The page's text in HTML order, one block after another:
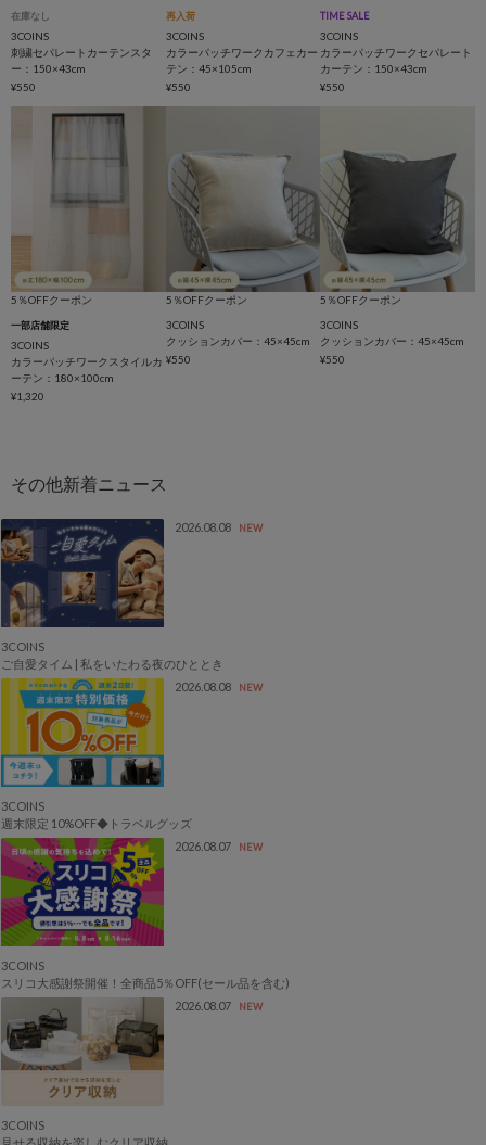
在庫なし
3COINS
刺繍セパレートカーテンスタ
ー：150×43cm
¥550
再入荷
3COINS
カラーパッチワークカフェカー
テン：45×105cm
¥550
TIME SALE
3COINS
カラーパッチワークセパレート
カーテン：150×43cm
¥550
5％OFFクーポン
一部店舗限定
3COINS
カラーパッチワークスタイルカ
ーテン：180×100cm
¥1,320
5％OFFクーポン
3COINS
クッションカバー：45×45cm
¥550
5％OFFクーポン
3COINS
クッションカバー：45×45cm
¥550
2026.08.08 NEW
3COINS
ご自愛タイム | 私をいたわる夜のひととき
2026.08.08
NEW
3COINS
週末限定 10%OFF◆トラベルグッズ
2026.08.07
NEW
3COINS
スリコ大感謝祭開催！全商品5％OFF(セール品を含む)
2026.08.07
NEW
3COINS